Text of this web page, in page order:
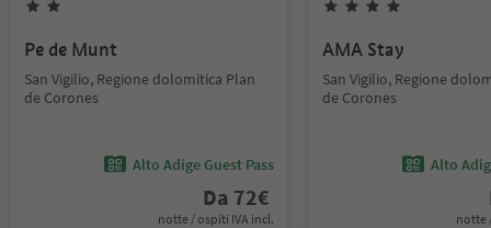
Pe de Munt
San Vigilio, Regione dolomitica Plan
de Corones
Alto Adige Guest Pass
Da 72€
notte / ospiti IVA incl.
AMA Stay
San Vigilio, Regione
de Corones
Alto
notte